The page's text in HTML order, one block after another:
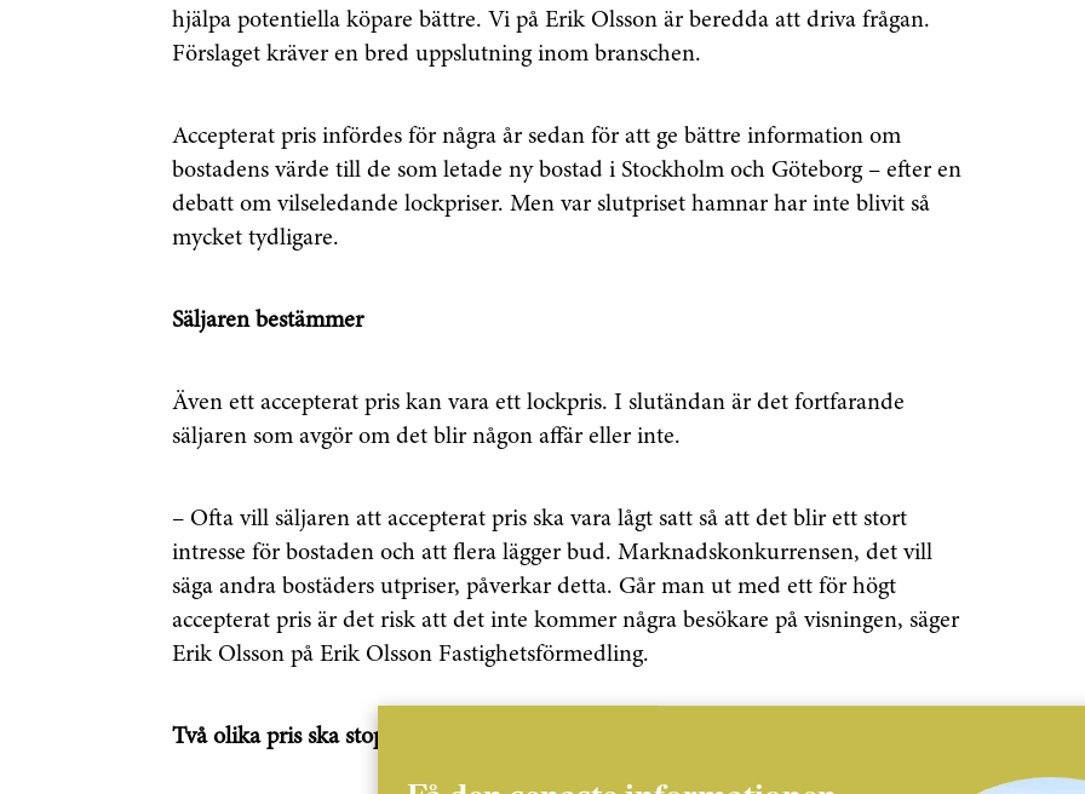
hjälpa potentiella köpare bättre. Vi på Erik Olsson är beredda att driva frågan.
Förslaget kräver en bred uppslutning inom branschen.
Accepterat pris infördes för några år sedan för att ge bättre information om
bostadens värde till de som letade ny bostad i Stockholm och Göteborg – efter en
debatt om vilseledande lockpriser. Men var slutpriset hamnar har inte blivit så
mycket tydligare.
Säljaren bestämmer
Även ett accepterat pris kan vara ett lockpris. I slutändan är det fortfarande
säljaren som avgör om det blir någon affär eller inte.
– Ofta vill säljaren att accepterat pris ska vara lågt satt så att det blir ett stort
intresse för bostaden och att flera lägger bud. Marknadskonkurrensen, det vill
säga andra bostäders utpriser, påverkar detta. Går man ut med ett för högt
accepterat pris är det risk att det inte kommer några besökare på visningen, säger
Erik Olsson på Erik Olsson Fastighetsförmedling.
Två olika pris ska stoppa lockpriserna